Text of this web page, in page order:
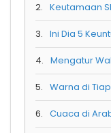
2.
3.
4.
5.
6.